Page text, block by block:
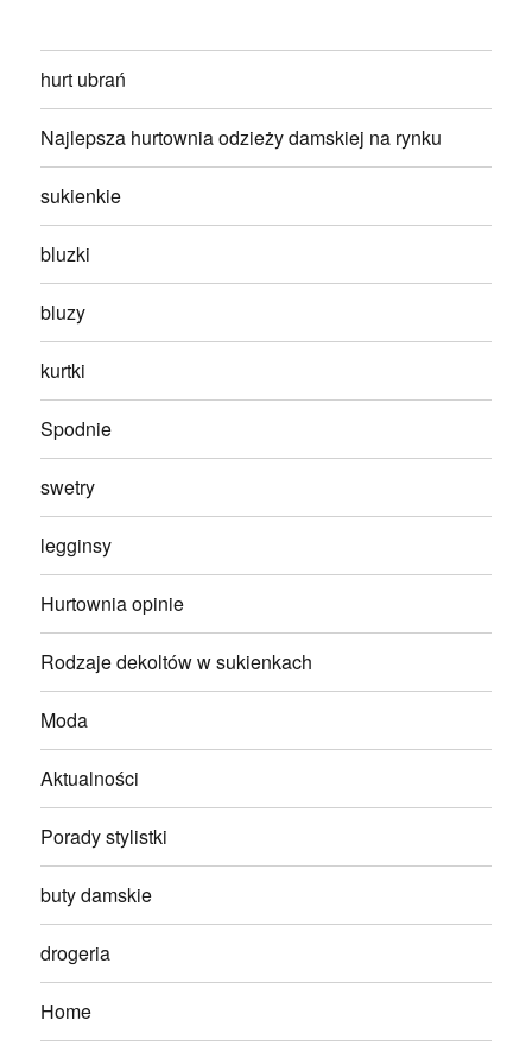
hurt ubrań
Najlepsza hurtownia odzieży damskiej na rynku
sukienkie
bluzki
bluzy
kurtki
Spodnie
swetry
legginsy
Hurtownia opinie
Rodzaje dekoltów w sukienkach
Moda
Aktualności
Porady stylistki
buty damskie
drogeria
Home